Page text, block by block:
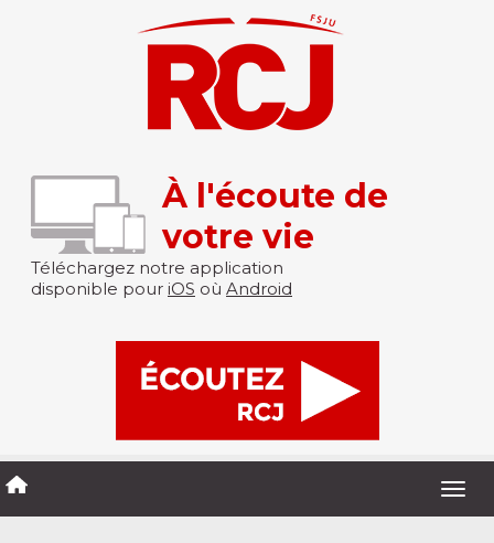
À l'écoute de
votre vie
Téléchargez notre application
disponible pour iOS où Android